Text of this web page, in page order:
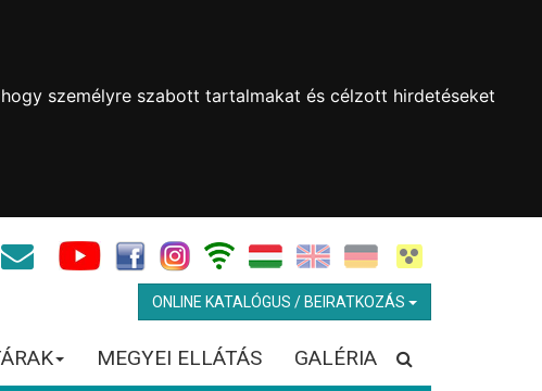
személyre szabott tartalmakat és célzott hirdetéseket
ONLINE KATALÓGUS / BEIRATKOZÁS
MEGYEI ELLÁTÁS GALÉRIA